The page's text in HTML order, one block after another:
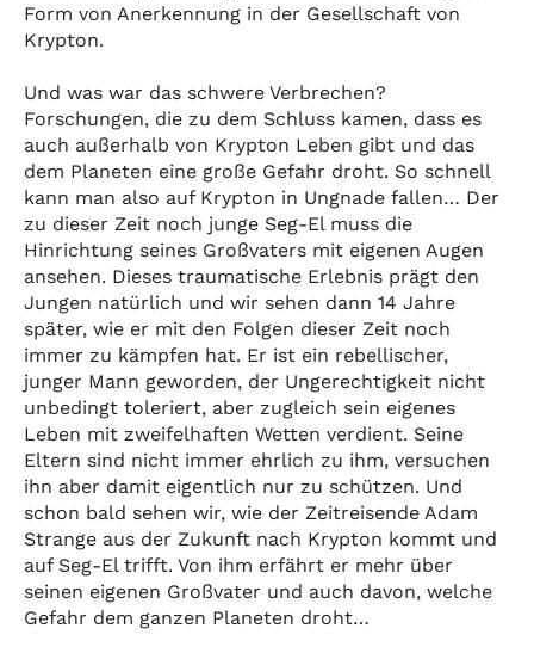
Form von Anerkennung in der Gesellschaft von
Krypton.
Und was war das schwere Verbrechen?
Forschungen, die zu dem Schluss kamen, dass es
auch außerhalb von Krypton Leben gibt und das
dem Planeten eine große Gefahr droht. So schnell
kann man also auf Krypton in Ungnade fallen… Der
zu dieser Zeit noch junge Seg-El muss die
Hinrichtung seines Großvaters mit eigenen Augen
ansehen. Dieses traumatische Erlebnis prägt den
Jungen natürlich und wir sehen dann 14 Jahre
später, wie er mit den Folgen dieser Zeit noch
immer zu kämpfen hat. Er ist ein rebellischer,
junger Mann geworden, der Ungerechtigkeit nicht
unbedingt toleriert, aber zugleich sein eigenes
Leben mit zweifelhaften Wetten verdient. Seine
Eltern sind nicht immer ehrlich zu ihm, versuchen
ihn aber damit eigentlich nur zu schützen. Und
schon bald sehen wir, wie der Zeitreisende Adam
Strange aus der Zukunft nach Krypton kommt und
auf Seg-El trifft. Von ihm erfährt er mehr über
seinen eigenen Großvater und auch davon, welche
Gefahr dem ganzen Planeten droht…